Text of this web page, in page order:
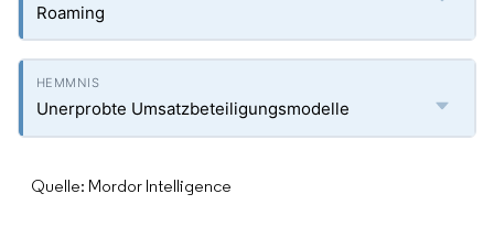
Roaming
Unerprobte Umsatzbeteiligungsmodelle
Quelle: Mordor Intelligence